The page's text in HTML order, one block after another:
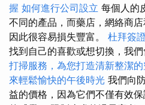
握 如何進行公司設立 每個人的
不同的產品，而藥店，網絡商
因此很容易損失豐富。 杜拜簽
找到自己的喜歡或想切換，我們
打掃服務，為您打造清新整潔的
來輕鬆愉快的午後時光 我們向
益的價格，因為它們不僅有效